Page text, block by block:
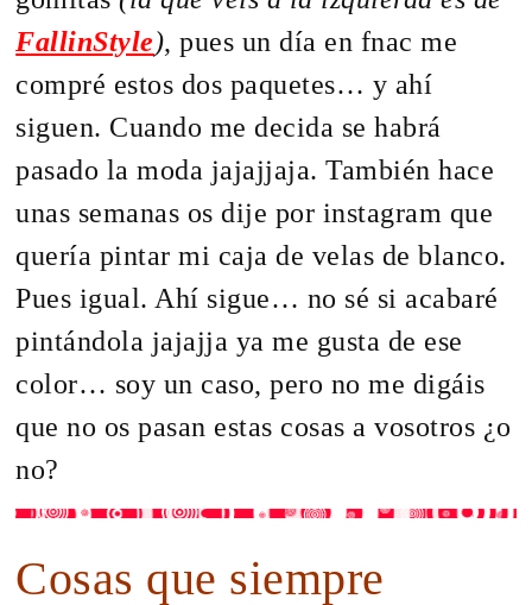
FallinStyle), pues un día en fnac me
compré estos dos paquetes… y ahí
siguen. Cuando me decida se habrá
pasado la moda jajajjaja. También hace
unas semanas os dije por instagram que
quería pintar mi caja de velas de blanco.
Pues igual. Ahí sigue… no sé si acabaré
pintándola jajajja ya me gusta de ese
color… soy un caso, pero no me digáis
que no os pasan estas cosas a vosotros ¿o
no?
Cosas que siempre